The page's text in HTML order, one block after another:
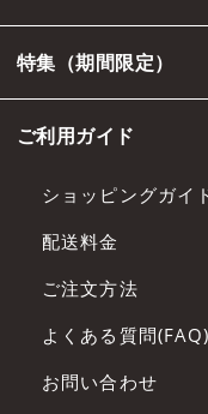
特集（期間限定）
ご利用ガイド
ショッピングガイ
配送料金
ご注文方法
よくある質問(FAQ)
お問い合わせ